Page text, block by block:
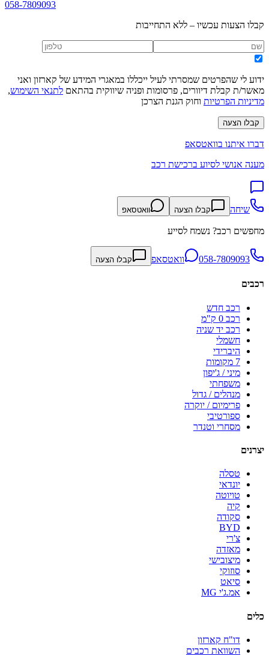
058-7809093
קבלו הצעות עכשיו – ללא התחייבות
ידוע לי שהפרטים שמסרתי לעיל ייכללו במאגרי המידע של קארזון ואני
מאשר/ת קבלת דיוורים, פרסומות ופניה שיווקית בהתאם לתנאי השימוש,
מדיניות הפרטיות וחוק הגנת הצרכן
קבלו הצעה
דברו איתנו בוואטסאפ
מענה אנושי לסיוע ברכישת רכב
שיחה קבלו הצעה וואטסאפ
מחפשים רכב? נשמח לסייע
058-7809093 וואטסאפ קבלו הצעה
רכבים
רכב חדש
רכב 0 ק"מ
רכב יד שניה
חשמלי
היברידי
7 מקומות
מיני / ג'יפון
משפחתי
מנהלים / גדול
פרימיום / יוקרה
ספורטיבי
מסחרי וטנדר
יצרנים
טסלה
יונדאי
טויוטה
קיה
סקודה
BYD
צ'רי
מאזדה
מיצובישי
סוזוקי
סיאט
אמ.ג'י MG
כלים
דו"ח קארזון
השוואת רכבים